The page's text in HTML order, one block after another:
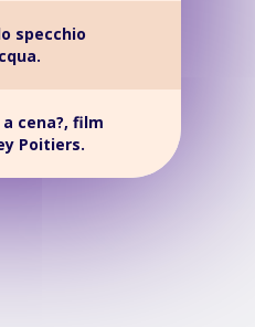
specchio
a cena?, film
Poitiers.